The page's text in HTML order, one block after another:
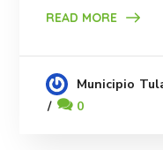
READ MORE
Municipio
0